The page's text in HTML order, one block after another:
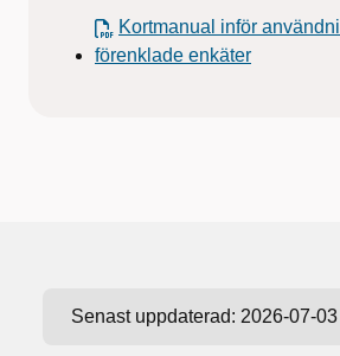
Kortmanual inför
förenklade enkäter
Senast uppdaterad: 2026-07-